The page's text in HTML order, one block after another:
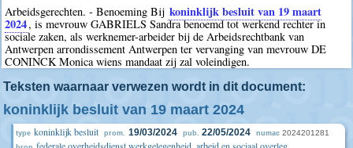
Arbeidsgerechten. - Benoeming Bij koninklijk besluit van 19 maart
2024, is mevrouw GABRIELS Sandra benoemd tot werkend rechter in
sociale zaken, als werknemer-arbeider bij de Arbeidsrechtbank van
Antwerpen arrondissement Antwerpen ter vervanging van mevrouw DE
CONINCK Monica wiens mandaat zij zal voleindigen.
Teksten waarnaar verwezen wordt in dit document:
koninklijk besluit van 19 maart 2024
type koninklijk besluit prom. 19/03/2024 pub. 22/05/2024 numac 2024201281
federale overheidsdienst werkgelegenheid, arbeid en sociaal overleg